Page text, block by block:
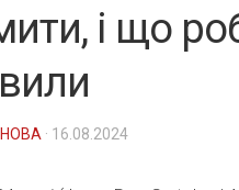
і що
· 16.08.2024